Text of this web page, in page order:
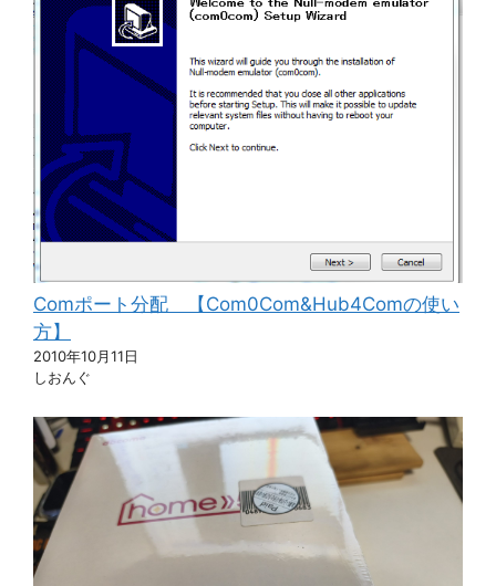
Comポート分配 【Com0Com&Hub4Comの使い
方】
2010年10月11日
しおんぐ